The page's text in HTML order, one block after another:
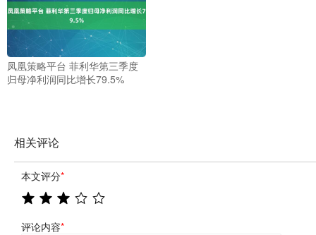
凤凰策略平台 菲利华第三季度
归母净利润同比增长79.5%
相关评论
本文评分*
评论内容*